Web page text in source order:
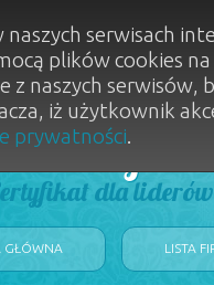
Dobry
dla
GŁÓWNA LISTA
serwisach
plików cookies
z naszych
iż użytkownik
prywatności.